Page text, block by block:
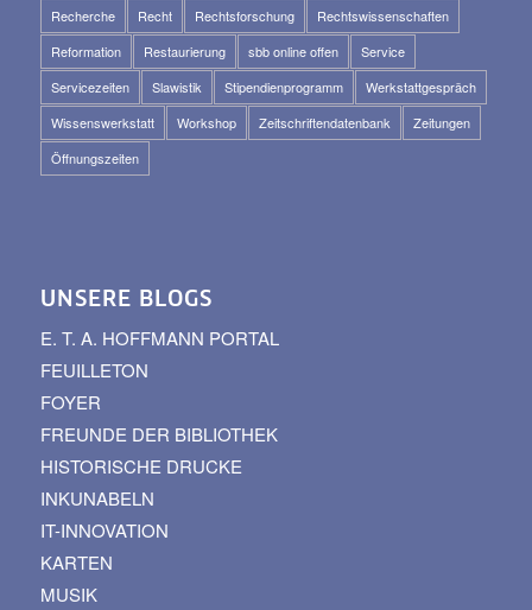
Recherche
Recht Rechtsforschung
Rechtswissenschaften
Reformation
Restaurierung sbb online offen
Service
Servicezeiten
Slawistik Stipendienprogramm
Werkstattgespräch
Wissenswerkstatt
Workshop Zeitschriftendatenbank
Zeitungen
Öffnungszeiten
UNSERE BLOGS
E. T. A. HOFFMANN PORTAL
FEUILLETON
FOYER
FREUNDE DER BIBLIOTHEK
HISTORISCHE DRUCKE
INKUNABELN
IT-INNOVATION
KARTEN
MUSIK